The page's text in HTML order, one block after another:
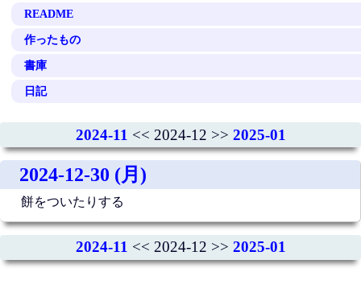
README
作ったもの
書庫
日記
2024-11 << 2024-12 >> 2025-01
2024-12-30 (月)
餅をついたりする
2024-11 << 2024-12 >> 2025-01